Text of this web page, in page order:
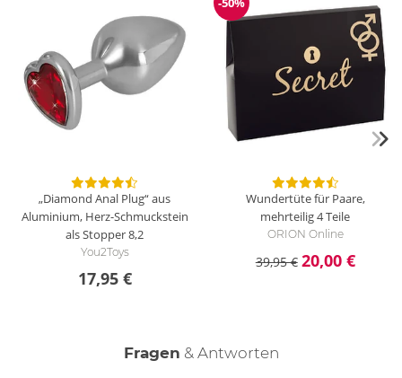
„Diamond Anal Plug“ aus
Aluminium, Herz-Schmuckstein
als Stopper8,2
You2Toys
17,95 €
Reduzierung
Wundertüte für Paare,
mehrteilig4 Teile
ORION Online
39,95 € 20,00 €
Fragen & Antworten